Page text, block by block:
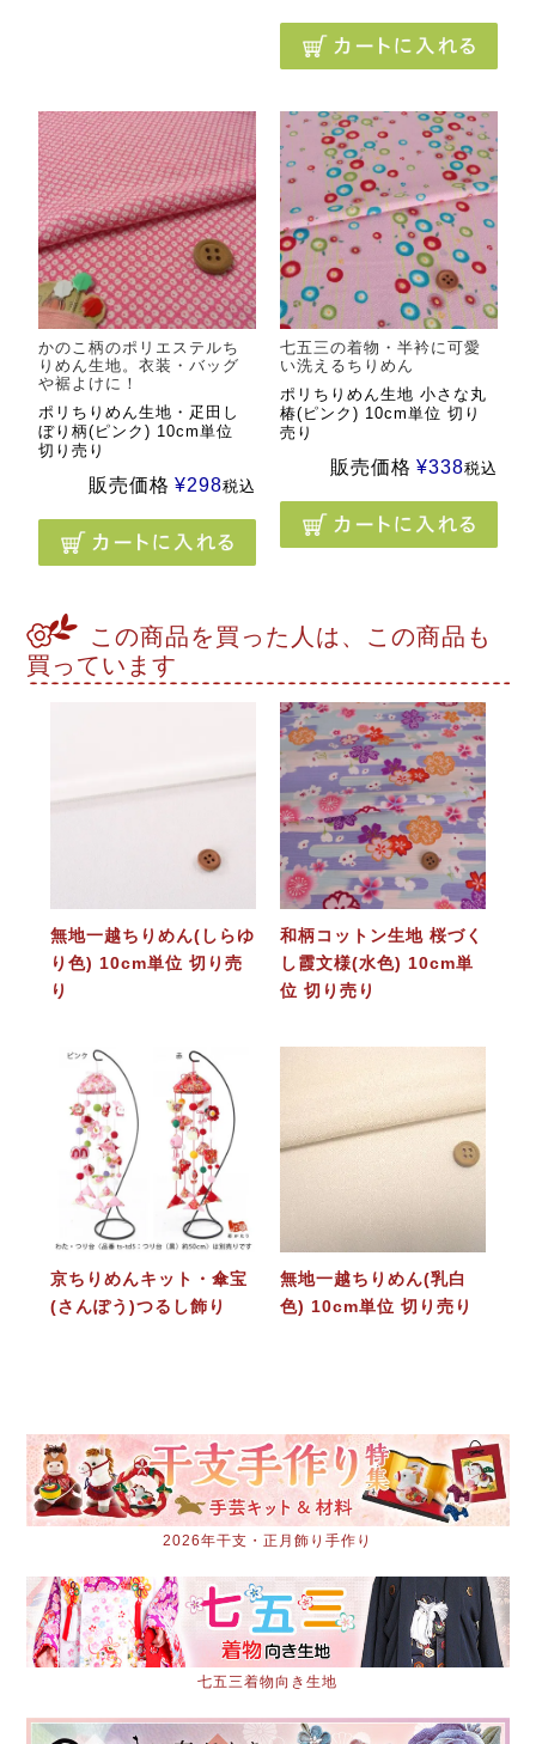
かのこ柄のポリエステルち
りめん生地。衣装・バッグ
や裾よけに！
ポリちりめん生地・疋田し
ぼり柄(ピンク) 10cm単位
切り売り
販売価格 ¥298税込
七五三の着物・半衿に可愛
い洗えるちりめん
ポリちりめん生地 小さな丸
椿(ピンク) 10cm単位 切り
売り
販売価格 ¥338税込
この商品を買った人は、この商品も
買っています
無地一越ちりめん(しらゆ
り色) 10cm単位 切り売
り
和柄コットン生地 桜づく
し霞文様(水色) 10cm単
位 切り売り
京ちりめんキット・傘宝
(さんぽう)つるし飾り
無地一越ちりめん(乳白
色) 10cm単位 切り売り
2026年干支・正月飾り手作り
七五三着物向き生地